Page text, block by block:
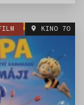
lidských
brilantnímiKINO 70